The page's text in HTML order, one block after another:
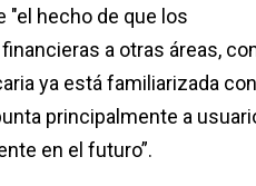
"el hecho de que los
a otras áreas,
ya está familiarizada con
principalmente a
en el futuro”.